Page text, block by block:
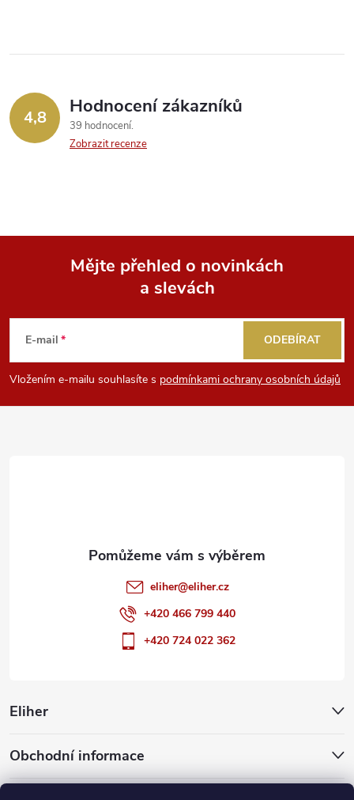
4,8 Hodnocení zákazníků
39 hodnocení
Zobrazit recenze
p
Mějte přehled o novinkách
a slevách
E-mail
Vložením e-mailu souhlasíte s podmínkami ochrany osobních údajů
ODEBÍRAT
Eliher
Obchodní informace
eliher@eliher.cz
+420 466 799 440
+420 724 022 362